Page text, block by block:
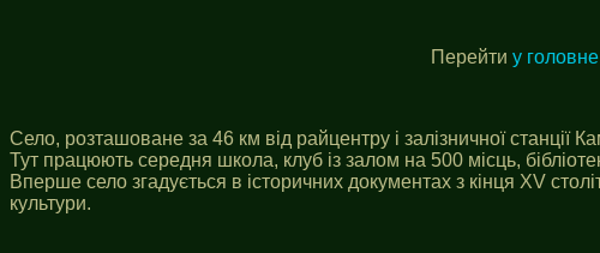
Перейти у
Село, розташоване за 46 км від райцентру і залізничної станції
Тут працюють середня школа, клуб із залом на 500 місць,
Вперше село згадується в iсторичних документах з кiнця XV
культури.